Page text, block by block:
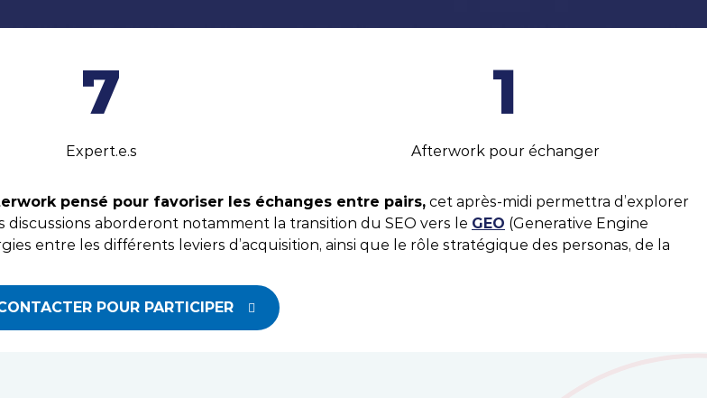
Découvrir le Business Case
7
Expert.e.s
1
Afterwork pour échanger
pensé pour favoriser les échanges entre pairs, cet après-midi permettra d’explorer
discussions aborderont notamment la transition du SEO vers le GEO (Generative Engine
entre les différents leviers d’acquisition, ainsi que le rôle stratégique des personas, de la
POUR PARTICIPER